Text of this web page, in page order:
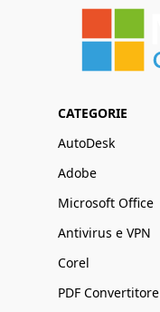
CATEGORIE
AutoDesk
Adobe
Microsoft Office
Antivirus e VPN
Corel
PDF Convertitore